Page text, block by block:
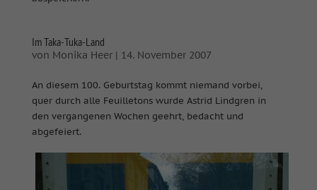
Im Taka-Tuka-Land
von Monika Heer| 14. November 2007
An diesem 100. Geburtstag kommt niemand vorbei,
quer durch alle Feuilletons wurde Astrid Lindgren in
den vergangenen Wochen geehrt, bedacht und
abgefeiert.